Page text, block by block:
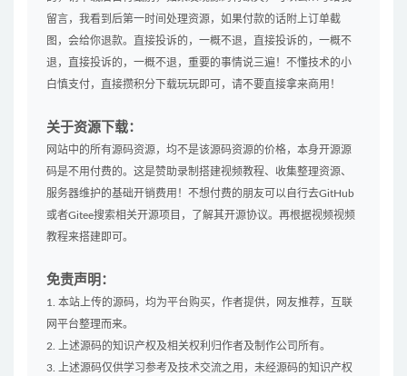
留言，我看到后第一时间处理资源，如果付款的话附上订单截
图，会给你退款。直接投诉的，一概不退，直接投诉的，一概不
退，直接投诉的，一概不退，重要的事情说三遍！不懂技术的小
白慎支付，直接攒积分下载玩玩即可，请不要直接拿来商用！
关于资源下载：
网站中的所有源码资源，均不是该源码资源的价格，本身开源源
码是不用付费的。这是赞助录制搭建视频教程、收集整理资源、
服务器维护的基础开销费用！不想付费的朋友可以自行去GitHub
或者Gitee搜索相关开源项目，了解其开源协议。再根据视频视频
教程来搭建即可。
免责声明：
1. 本站上传的源码，均为平台购买，作者提供，网友推荐，互联
网平台整理而来。
2. 上述源码的知识产权及相关权利归作者及制作公司所有。
3. 上述源码仅供学习参考及技术交流之用，未经源码的知识产权